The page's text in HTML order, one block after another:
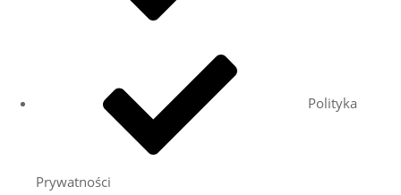
Polityka
Prywatności